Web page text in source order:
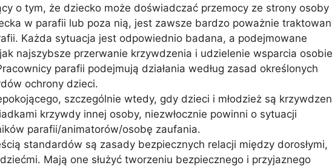
o tym, że dziecko może doświadczać przemocy ze strony osoby
w parafii lub poza nią, jest zawsze bardzo poważnie
Każda sytuacja jest odpowiednio badana, a podejmowane
najszybsze przerwanie krzywdzenia i udzielenie wsparcia
parafii podejmują działania według zasad określonych
ochrony dzieci.
szczególnie wtedy, gdy dzieci i młodzież są
krzywdy innej osoby, niezwłocznie powinni o sytuacji
parafii/animatorów/osobę zaufania.
standardów są zasady bezpiecznych relacji między dorosłymi,
Mają one służyć tworzeniu bezpiecznego i przyjaznego